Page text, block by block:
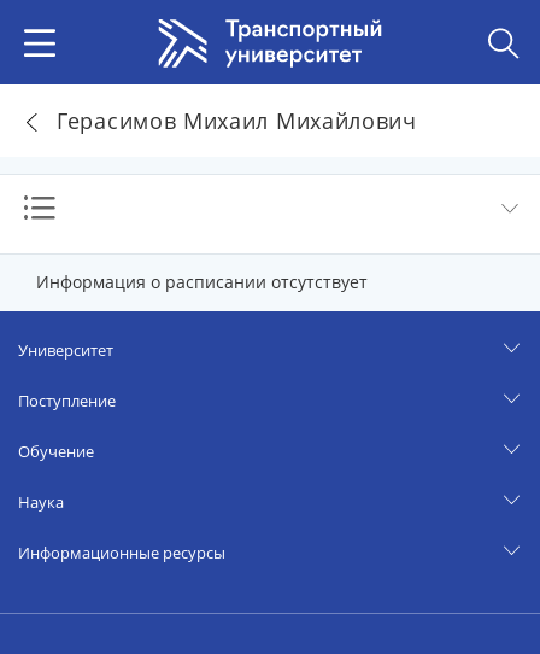
Герасимов Михаил Михайлович
Информация о расписании отсутствует
Университет
Поступление
Обучение
Наука
Информационные ресурсы